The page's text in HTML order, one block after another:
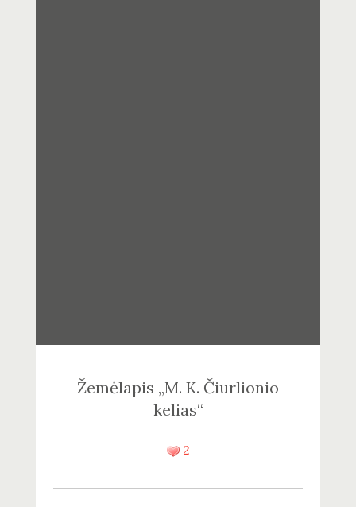
Žemėlapis „M. K. Čiurlionio
kelias“
2